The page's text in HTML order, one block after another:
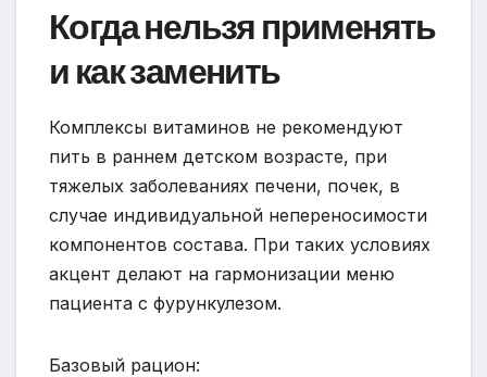
Когда нельзя применять
и как заменить
Комплексы витаминов не рекомендуют
пить в раннем детском возрасте, при
тяжелых заболеваниях печени, почек, в
случае индивидуальной непереносимости
компонентов состава. При таких условиях
акцент делают на гармонизации меню
пациента с фурункулезом.
Базовый рацион: